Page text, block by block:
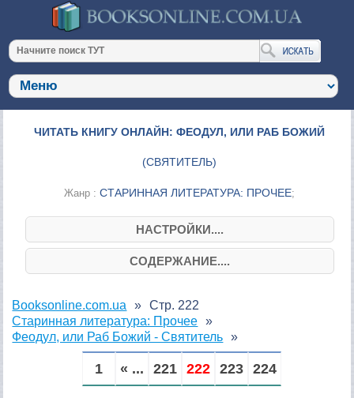
ЧИТАТЬ КНИГУ ОНЛАЙН: ФЕОДУЛ, ИЛИ РАБ БОЖИЙ
(СВЯТИТЕЛЬ)
Жанр :СТАРИННАЯ ЛИТЕРАТУРА: ПРОЧЕЕ;
НАСТРОЙКИ....
СОДЕРЖАНИЕ....
Booksonline.com.ua
Старинная литература: Прочее
Феодул, или Раб Божий - Святитель
Стр. 222
1 « ... 221 222 223 224